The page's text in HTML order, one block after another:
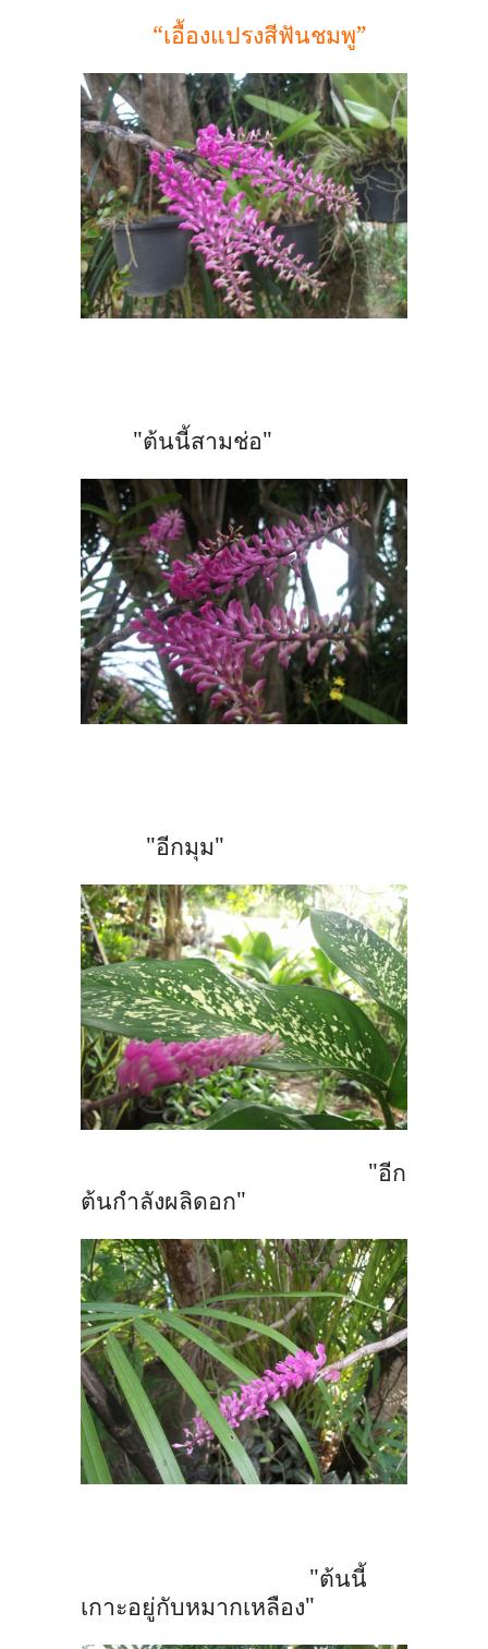
“เอื้องแปรงสีฟันชมพู”
"ต้นนี้สามช่อ"
"อีกมุม"
"อีก
ต้นกำลังผลิดอก"
"ต้นนี้
เกาะอยู่กับหมากเหลือง"